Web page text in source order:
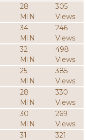
28
MIN
305
Views
34
MIN
246
Views
32
MIN
498
Views
25
MIN
385
Views
28
MIN
330
Views
30
MIN
269
Views
31
321